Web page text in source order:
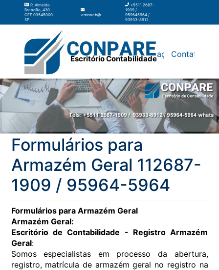
R. Almeida
Brandão, 430
CEP 03545000
SP
amcweb@amcweb.com.br
+5511 2687-
1909 /
959645964 /
93933-8912
Silos GalpãoContabilidadeTerceirizaçãoContato
Escritório Contabilidade
Formulários para
Armazém Geral 112687-
1909 / 95964-5964
Formulários para Armazém Geral
Armazém Geral:
Escritório de Contabilidade - Registro Armazém
Geral:
Somos especialistas em processo da abertura,
registro, matrícula de armazém geral no registro na